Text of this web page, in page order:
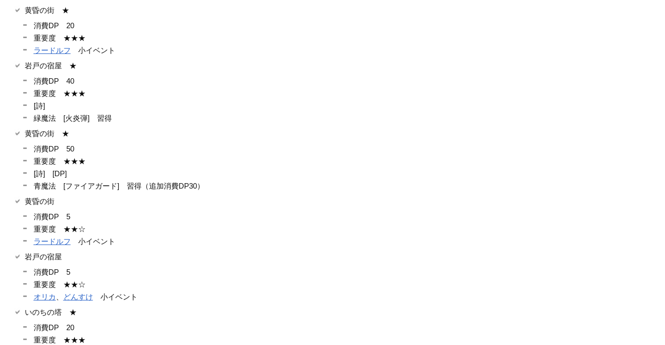
黄昏の街 ★
消費DP 20
重要度 ★★★
ラードルフ 小イベント
岩戸の宿屋 ★
消費DP 40
重要度 ★★★
[詩]
緑魔法 [火炎弾] 習得
黄昏の街 ★
消費DP 50
重要度 ★★★
[詩] [DP]
青魔法 [ファイアガード] 習得（追加消費DP30）
黄昏の街
消費DP 5
重要度 ★★☆
ラードルフ 小イベント
岩戸の宿屋
消費DP 5
重要度 ★★☆
オリカ
どんすけ 小イベント
いのちの塔 ★
消費DP 20
重要度 ★★★